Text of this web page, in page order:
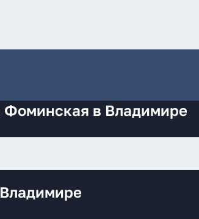
Фоминская в Владимире